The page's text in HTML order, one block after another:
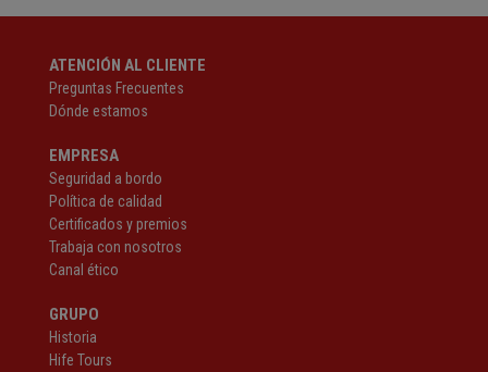
ATENCIÓN AL CLIENTE
Preguntas Frecuentes
Dónde estamos
EMPRESA
Seguridad a bordo
Política de calidad
Certificados y premios
Trabaja con nosotros
Canal ético
GRUPO
Historia
Hife Tours